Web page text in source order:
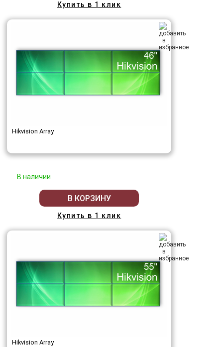
Купить в 1 клик
Hikvision Array
В наличии
В КОРЗИНУ
Купить в 1 клик
Hikvision Array